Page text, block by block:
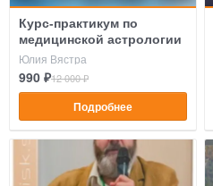
Курс-практикум по
медицинской астрологии
Юлия Вястра
990 ₽12 000 ₽
Подробнее